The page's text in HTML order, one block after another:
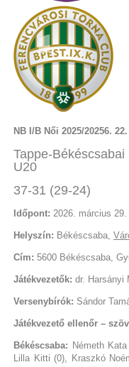
NB I/B Női 2025/20256.
Tappe-
U20
37-31 (29-24)
Időpont: 2026. március
Helyszín: Békéscsaba,
Cím: 5600 Békéscsaba,
Játékvezetők: dr. Harsányi
Versenybírók: Sándor
Játékvezető ellenőr –
Békéscsaba: Németh
Lilla Kitti (0), Kraszkó